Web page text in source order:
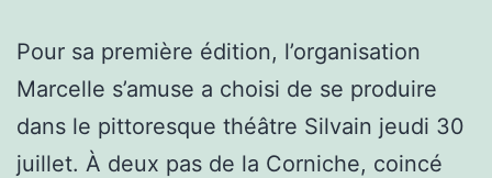
Pour sa première édition, l’organisation
Marcelle s’amuse a choisi de se produire
dans le pittoresque théâtre Silvain jeudi 30
juillet. À deux pas de la Corniche, coincé